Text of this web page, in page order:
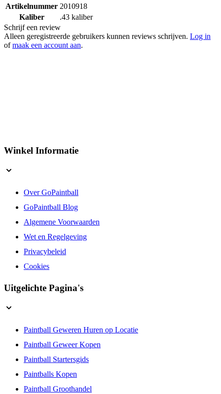
Artikelnummer 2010918
Kaliber
.43 kaliber
Schrijf een review
Alleen geregistreerde gebruikers kunnen reviews schrijven. Log in
ofmaak een account aan.
Winkel Informatie
Over GoPaintball
GoPaintball Blog
Algemene Voorwaarden
Wet en Regelgeving
Privacybeleid
Cookies
Uitgelichte Pagina's
Paintball Geweren Huren op Locatie
Paintball Geweer Kopen
Paintball Startersgids
Paintballs Kopen
Paintball Groothandel